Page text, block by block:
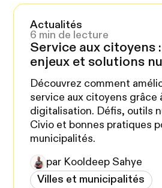
Actualités
6 min de lecture
Service aux citoyens
enjeux et solutions
Découvrez comment
service aux citoyens grâce
digitalisation. Défis, outils
Civio et bonnes pratiques
municipalités.
par Kooldeep Sahye
Villes et municipalités